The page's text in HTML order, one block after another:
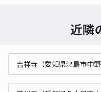
近隣
吉祥寺（愛知県津島市中野